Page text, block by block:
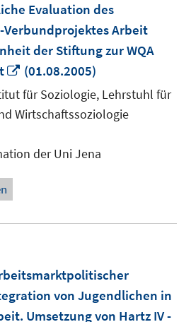
Evaluation des
Arbeit
der Stiftung zur WQA
In
neuem
Fenster
öffnen
(01.08.2005)
für Soziologie, Lehrstuhl für
Wirtschaftssoziologie
der Uni Jena
von Jugendlichen in
Umsetzung von Hartz IV -